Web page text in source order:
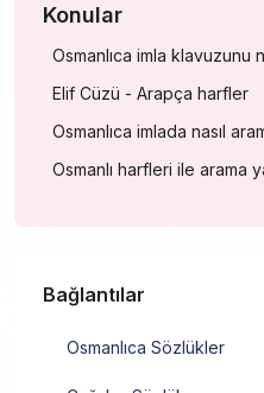
Konular
Osmanlıca imla klavuzunu
Elif Cüzü - Arapça harfler
Osmanlıca imlada nasıl
Osmanlı harfleri ile arama
Bağlantılar
Osmanlıca Sözlükler